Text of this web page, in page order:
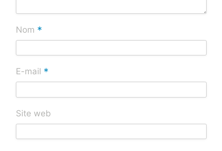
Nom *
E-mail *
Site web